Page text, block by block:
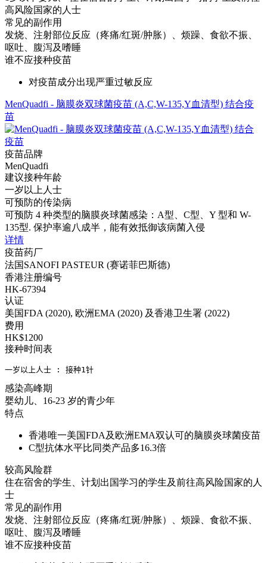
高风险国家的人士
常见的副作用
发烧、注射部位反应（疼痛/红斑/肿胀）、烦躁、食欲不振、
呕吐、腹泻及嗜睡
谁不应接种疫苗
对疫苗成分出现严重过敏反应
MenQuadfi - 脑膜炎双球菌疫苗 (A,C,W-135,Y血清型) 结合疫
苗
疫苗品牌
MenQuadfi
建议接种年龄
一岁以上人士
可预防的传染病
可预防 4 种类型的脑膜炎球菌感染：A型、C型、Y 型和 W-
135型. 保护率逾八成半，能有效抵御该病菌入侵
详情
疫苗药厂
法国SANOFI PASTEUR (赛诺菲巴斯德)
香港注册编号
HK-67394
认证
美国FDA (2020), 欧洲EMA (2020) 及香港卫生署 (2022)
费用
HK$1200
接种时间表
一岁以上人士 : 接种1针
感染高峰期
婴幼儿、16-23 岁的青少年
特点
香港唯一美国FDA及欧洲EMA双认可的脑膜炎球菌疫苗
C型抗体水平比同类产品多16.3倍
较高风险群
住在宿舍的学生、计划出国学习的学生及前往高风险国家的人
士
常见的副作用
发烧、注射部位反应（疼痛/红斑/肿胀）、烦躁、食欲不振、
呕吐、腹泻及嗜睡
谁不应接种疫苗